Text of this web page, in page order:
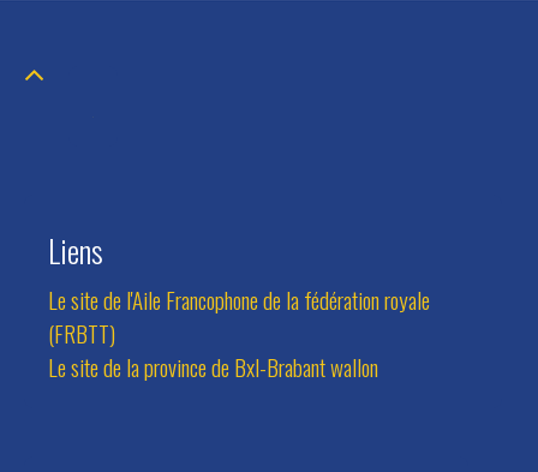
Liens
Le site de l'Aile Francophone de la fédération royale
(FRBTT)
Le site de la province de Bxl-Brabant wallon